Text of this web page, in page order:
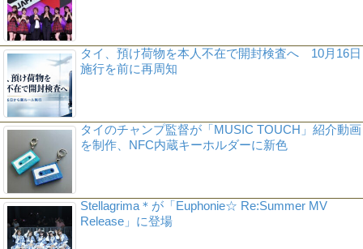
タイ、預け荷物を本人不在で開封検査へ 10月16日
施行を前に再周知
タイのチャンプ監督が「MUSIC TOUCH」紹介動画
を制作、NFC内蔵キーホルダーに新色
Stellagrima＊が「Euphonie☆ Re:Summer MV
Release」に登場